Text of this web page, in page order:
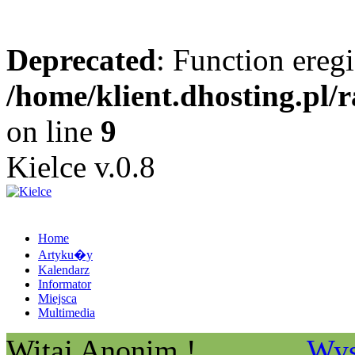
Deprecated: Function
/home/klient.dhosting.pl/
on line 9
Kielce v.0.8
Home
Artyku�y
Kalendarz
Informator
Miejsca
Multimedia